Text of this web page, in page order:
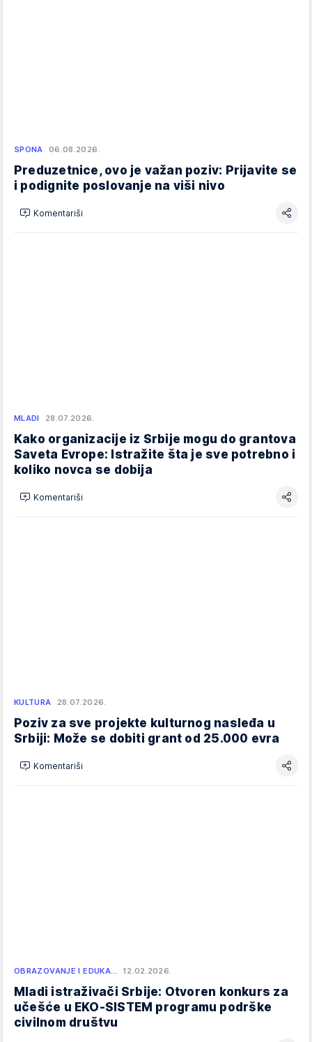
SPONA 06.08.2026.
Preduzetnice, ovo je važan poziv: Prijavite se
i podignite poslovanje na viši nivo
Komentariši
MLADI 28.07.2026.
Kako organizacije iz Srbije mogu do grantova
Saveta Evrope: Istražite šta je sve potrebno i
koliko novca se dobija
Komentariši
KULTURA 28.07.2026.
Poziv za sve projekte kulturnog nasleđa u
Srbiji: Može se dobiti grant od 25.000 evra
Komentariši
OBRAZOVANJE I EDUKA… 12.02.2026.
Mladi istraživači Srbije: Otvoren konkurs za
učešće u EKO-SISTEM programu podrške
civilnom društvu